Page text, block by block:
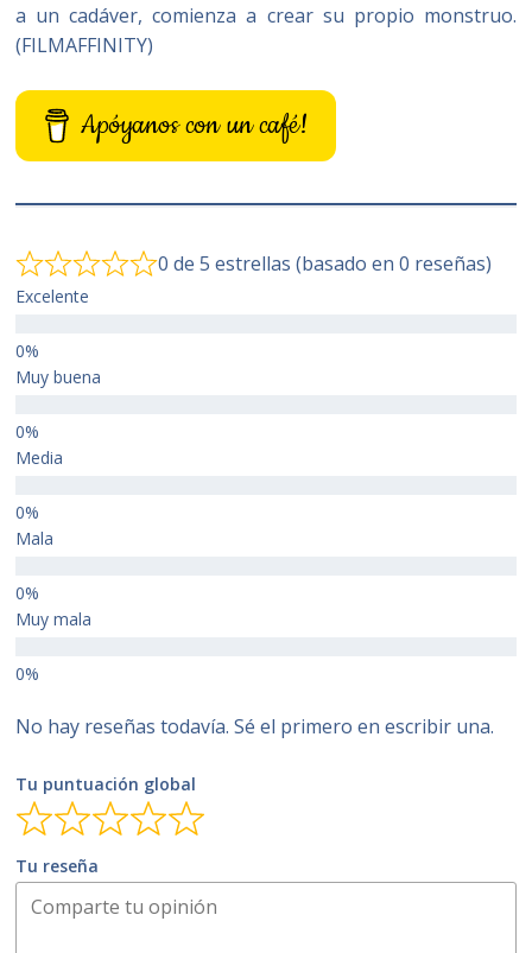
a un cadáver, comienza a crear su propio monstruo.
(FILMAFFINITY)
Apóyanos con un café!
0 de 5 estrellas (basado en 0 reseñas)
Excelente
Muy buena
Media
Mala
Muy mala
No hay reseñas todavía. Sé el primero en escribir una.
Tu puntuación global
Tu reseña